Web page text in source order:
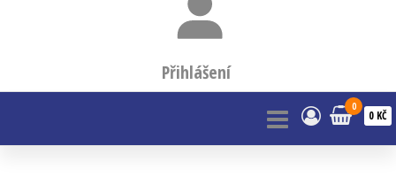
Přihlášení
0
0 KČ